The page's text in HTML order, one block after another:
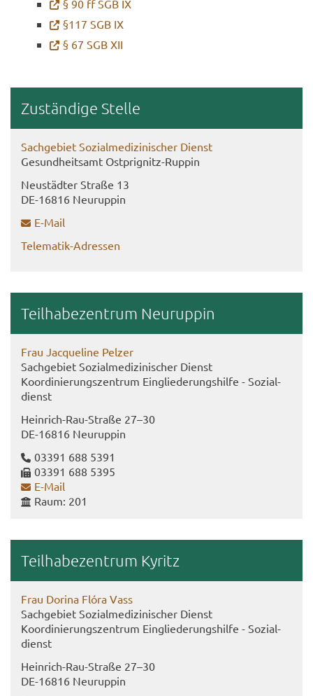
§ 90 ff SGB IX
§117 SGB IX
§ 67 SGB XII
Zu­stän­di­ge Stel­le
Sach­ge­biet So­zi­al­me­di­zi­ni­scher Dienst
Ge­sund­heits­amt Ostprignitz-​Ruppin
Neu­städ­ter Stra­ße 13
DE-​16816 Neu­rup­pin
E-​Mail
Telematik-​Adressen
Teil­ha­be­zen­trum Neu­rup­pin
Frau Jac­que­line Pel­zer
Sach­ge­biet So­zi­al­me­di­zi­ni­scher Dienst
Ko­or­di­nie­rungs­zen­trum Ein­glie­de­rungs­hil­fe - So­zi­al­
dienst
Heinrich-​Rau-Straße 27–30
DE-​16816 Neu­rup­pin
03391 688 5391
03391 688 5395
E-​Mail
Raum: 201
Teil­ha­be­zen­trum Ky­ritz
Frau Do­ri­na Flóra Vass
Sach­ge­biet So­zi­al­me­di­zi­ni­scher Dienst
Ko­or­di­nie­rungs­zen­trum Ein­glie­de­rungs­hil­fe - So­zi­al­
dienst
Heinrich-​​Rau-​Straße 27–30
DE-​16816 Neu­rup­pin